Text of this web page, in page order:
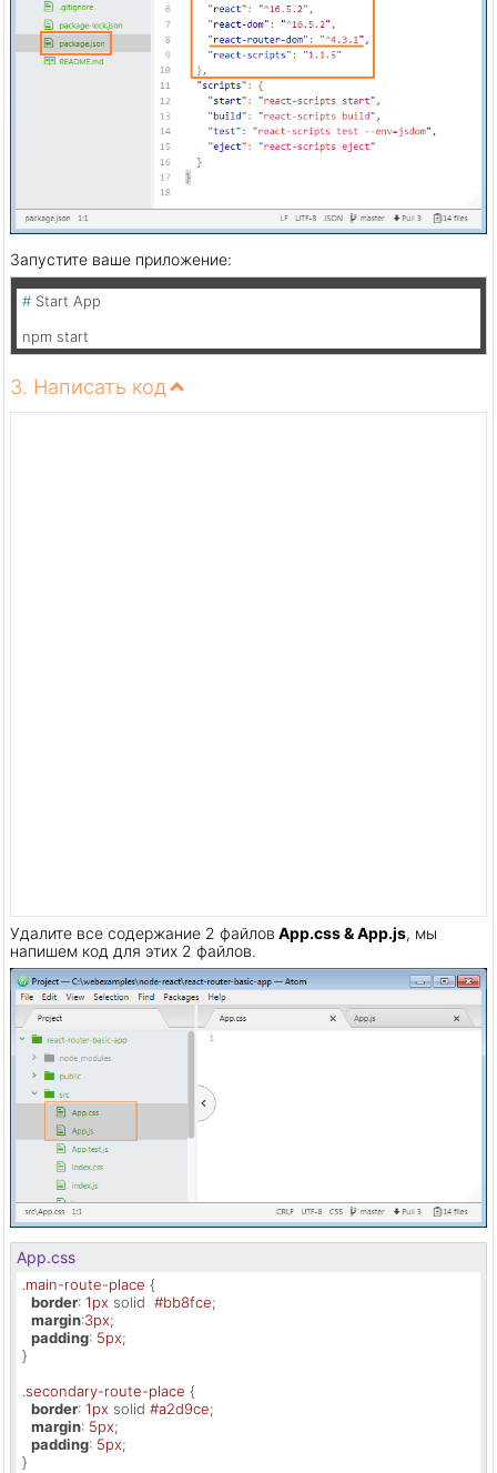
Запустите ваше приложение:
# Start App
npm start
3. Написать код
Удалите все содержание 2 файлов App.css & App.js, мы
напишем код для этих 2 файлов.
App.css
.main-route-place {
border: 1px solid #bb8fce;
margin:3px;
padding: 5px;
}
.secondary-route-place {
border: 1px solid #a2d9ce;
margin: 5px;
padding: 5px;
}